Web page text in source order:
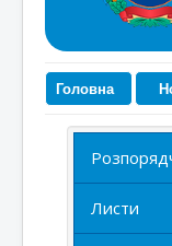
Головна
Листи